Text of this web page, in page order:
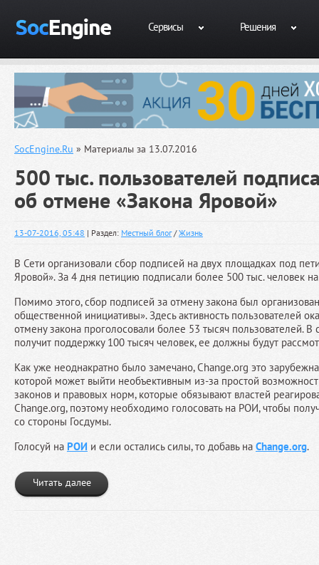
Сервисы Решения
SocEngine.Ru » Материалы за 13.07.2016
500 тыс. пользователей
об отмене «Закона Яровой»
13-07-2016, 05:48 | Раздел: Местный блог/Жизнь
В Сети организовали сбор подписей на двух площадках под
Яровой». За 4 дня петицию подписали более 500 тыс. человек
Помимо этого, сбор подписей за отмену закона был
общественной инициативы». Здесь активность пользователей
отмену закона проголосовали более 53 тысяч пользователей. В
получит поддержку 100 тысяч человек, ее должны будут
Как уже неоднакратно было замечано, Change.org это
которой может выйти необъективным из-за простой
законов и правовых норм, которые обязывают властей
Change.org, поэтому необходимо голосовать на РОИ, чтобы
со стороны Госдумы.
Голосуй на РОИ и если остались силы, то добавь на Change.org.
Читать далее